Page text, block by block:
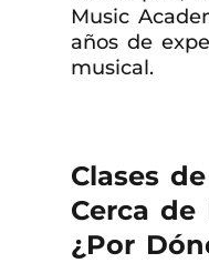
Music
años de
musical.
Clases
Cerca de
¿Por